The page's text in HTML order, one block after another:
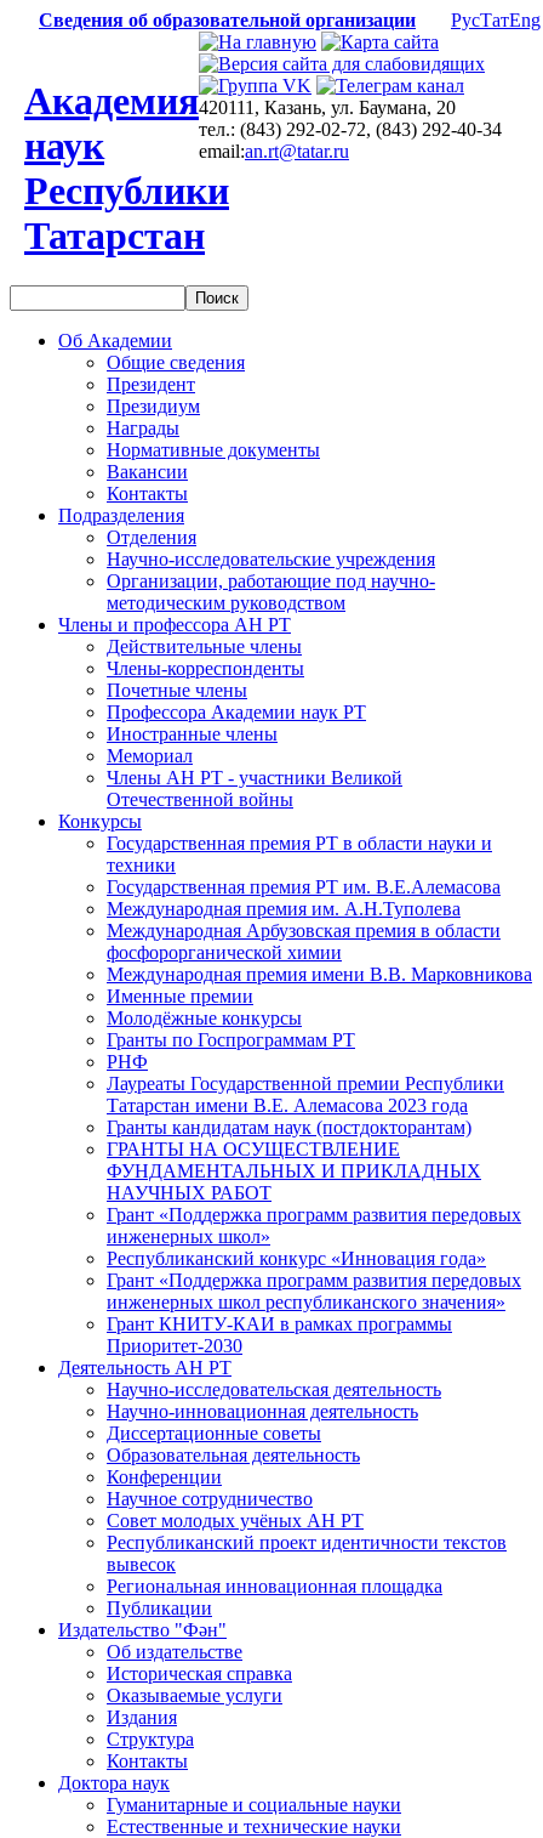
Сведения об образовательной организации РусТатEng
Академия
наук
Республики
Татарстан
420111, Казань, ул. Баумана, 20
тел.: (843) 292-02-72, (843) 292-40-34
email:an.rt@tatar.ru
Об Академии
Общие сведения
Президент
Президиум
Награды
Нормативные документы
Вакансии
Контакты
Подразделения
Отделения
Научно-исследовательские учреждения
Организации, работающие под научно-
методическим руководством
Члены и профессора АН РТ
Действительные члены
Члены-корреспонденты
Почетные члены
Профессора Академии наук РТ
Иностранные члены
Мемориал
Члены АН РТ - участники Великой
Отечественной войны
Конкурсы
Государственная премия РТ в области науки и
техники
Государственная премия РТ им. В.Е.Алемасова
Международная премия им. А.Н.Туполева
Международная Арбузовская премия в области
фосфорорганической химии
Международная премия имени В.В. Марковникова
Именные премии
Молодёжные конкурсы
Гранты по Госпрограммам РТ
РНФ
Лауреаты Государственной премии Республики
Татарстан имени В.Е. Алемасова 2023 года
Гранты кандидатам наук (постдокторантам)
ГРАНТЫ НА ОСУЩЕСТВЛЕНИЕ
ФУНДАМЕНТАЛЬНЫХ И ПРИКЛАДНЫХ
НАУЧНЫХ РАБОТ
Грант «Поддержка программ развития передовых
инженерных школ»
Республиканский конкурс «Инновация года»
Грант «Поддержка программ развития передовых
инженерных школ республиканского значения»
Грант КНИТУ-КАИ в рамках программы
Приоритет-2030
Деятельность АН РТ
Научно-исследовательская деятельность
Научно-инновационная деятельность
Диссертационные советы
Образовательная деятельность
Конференции
Научное сотрудничество
Совет молодых учёных АН РТ
Республиканский проект идентичности текстов
вывесок
Региональная инновационная площадка
Публикации
Издательство "Фән"
Об издательстве
Историческая справка
Оказываемые услуги
Издания
Структура
Контакты
Доктора наук
Гуманитарные и социальные науки
Естественные и технические науки